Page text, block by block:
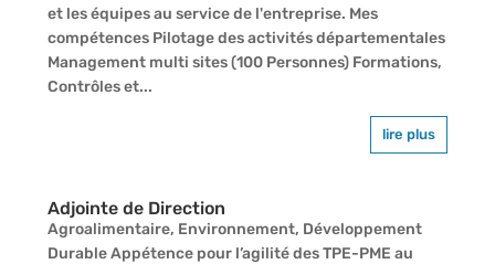
et les équipes au service de l'entreprise. Mes
compétences Pilotage des activités départementales
Management multi sites (100 Personnes) Formations,
Contrôles et...
lire plus
Adjointe de Direction
Agroalimentaire, Environnement, Développement
Durable Appétence pour l’agilité des TPE-PME au